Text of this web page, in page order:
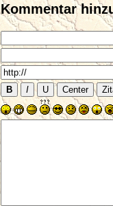
Kommentar